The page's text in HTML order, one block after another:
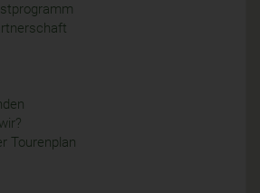
Tourenplan